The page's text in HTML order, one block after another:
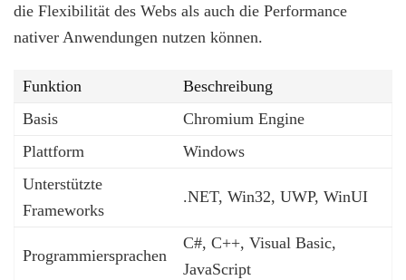
die Flexibilität des Webs als auch die Performance
nativer Anwendungen nutzen können.
Funktion
Beschreibung
Basis
Chromium Engine
Plattform
Windows
Unterstützte
Frameworks
.NET, Win32, UWP, WinUI
Programmiersprachen
C#, C++, Visual Basic,
JavaScript